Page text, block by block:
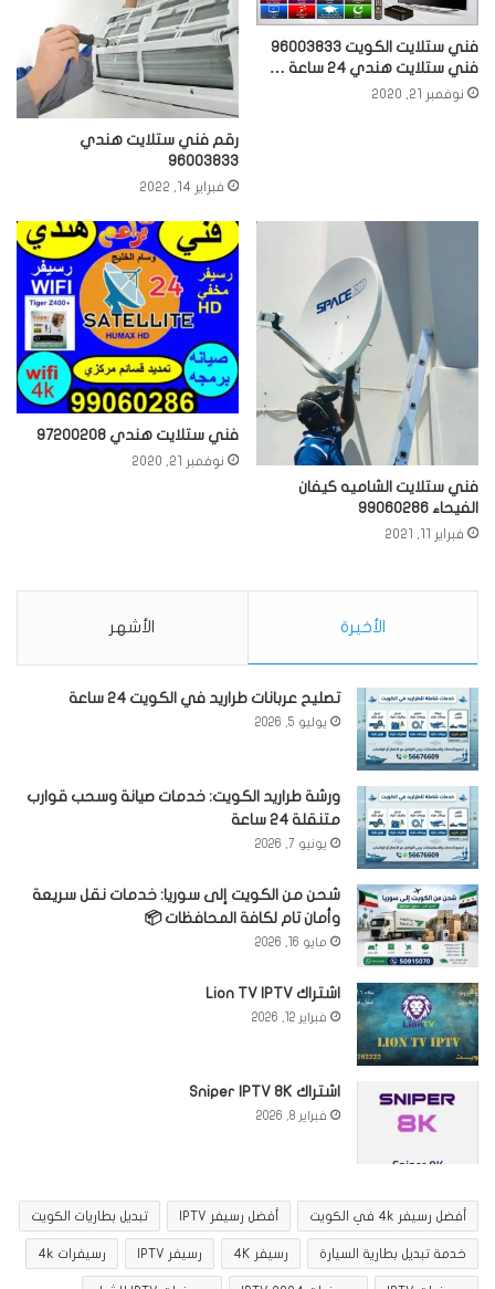
فني ستلايت الكويت 96003833
فني ستلايت هندي 24 ساعة …
نوفمبر 21, 2020
رقم فني ستلايت هندي
96003833
فبراير 14, 2022
فني ستلايت الشاميه كيفان
الفيحاء 99060286
فبراير 11, 2021
فني ستلايت هندي 97200208
نوفمبر 21, 2020
الأخيرة الأشهر
تصليح عربانات طراريد في الكويت 24 ساعة
يوليو 5, 2026
ورشة طراريد الكويت: خدمات صيانة وسحب قوارب
متنقلة 24 ساعة
يونيو 7, 2026
شحن من الكويت إلى سوريا: خدمات نقل سريعة
وأمان تام لكافة المحافظات 📦
مايو 16, 2026
اشتراك Lion TV IPTV
فبراير 12, 2026
اشتراك Sniper IPTV 8K
فبراير 8, 2026
أفضل رسيفر 4k في الكويت أفضل رسيفر IPTV تبديل بطاريات الكويت
خدمة تبديل بطارية السيارة رسيفر 4K رسيفر IPTV رسيفرات 4k